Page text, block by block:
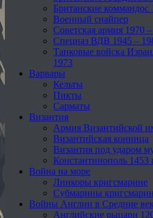
Британские коммандос
Военный снайпер
Советская армия 1970
Спецназ ВДВ 1945 –
Танковые войска
1973
Варвары
Кельты
Пикты
Сарматы
Византия
Армия Византийской
Византийская конница
Византия под ударом
Константинополь 1453
Война на море
Линкоры кригсмарине
Субмарины
Войны Англии в Средние
Английские рыцари